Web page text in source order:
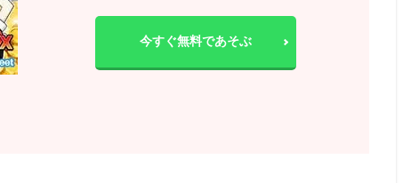
今すぐ無料であそぶ